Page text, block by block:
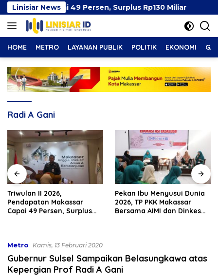
Langsung
ke
konten
Linisiar News
Capai 49 Persen, Surplus Rp130 Miliar
HOME METRO LAYANAN PUBLIK POLITIK EKONOMI
Radi A Gani
Pekan Ibu Menyusui Dunia
2026, TP PKK Makassar
Bersama AIMI dan Dinkes
Pemkot Makassar
PSEL Tetap Berjalan,
Penetapan Lokasi
Metro Kamis, 13 Februari 2020
Gubernur Sulsel Sampaikan Belasungkawa atas
Kepergian Prof Radi A Gani